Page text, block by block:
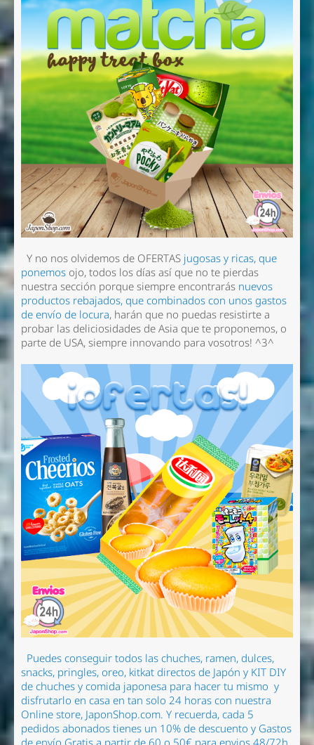
Y no nos olvidemos de OFERTASjugosas y ricas, que
ponemosojo,todos los díasasí que no te pierdas
nuestra sección porque siempre encontrarás nuevos
productos rebajados, que combinados con unos gastos
de envío de locura, harán que no puedas resistirte a
probar las deliciosidades de Asia que te proponemos, o
parte de USA, siempre innovando para vosotros! ^3^
Puedes conseguir todos las chuches, ramen, dulces,
snacks, pringles, oreo, kitkat directos de Japón y KIT DIY
de chuches y comida japonesa para hacer tu mismo y
disfrutarlo en casa en tan solo 24 horas con nuestra
Online store, JaponShop.com. Y recuerda, cada 5
pedidos abonados tienes un 10% de descuento y Gastos